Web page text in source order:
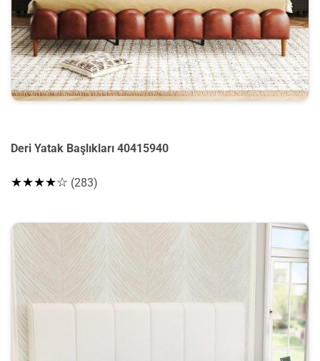
Deri Yatak Başlıkları 40415940
★★★★☆ (283)